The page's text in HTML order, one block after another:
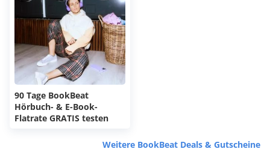
90 Tage BookBeat
Hörbuch- & E-Book-
Flatrate GRATIS testen
Weitere BookBeat Deals & Gutscheine